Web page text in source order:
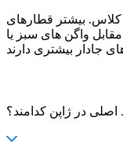
بیشتر قطارهای
واگن های سبز یا
در ژاپن کدامند؟